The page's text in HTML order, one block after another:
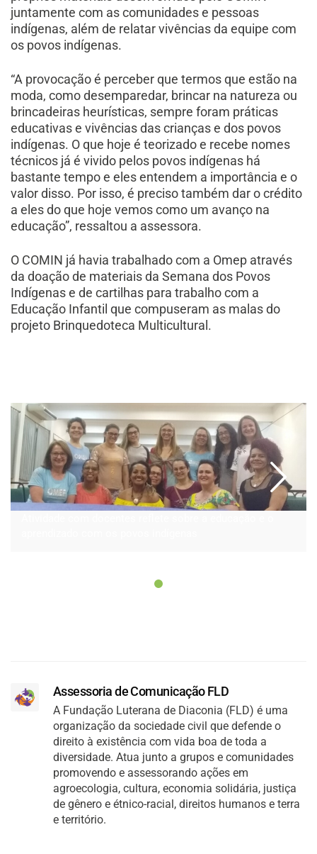
juntamente com as comunidades e pessoas
indígenas, além de relatar vivências da equipe com
os povos indígenas.
“A provocação é perceber que termos que estão na
moda, como desemparedar, brincar na natureza ou
brincadeiras heurísticas, sempre foram práticas
educativas e vivências das crianças e dos povos
indígenas. O que hoje é teorizado e recebe nomes
técnicos já é vivido pelos povos indígenas há
bastante tempo e eles entendem a importância e o
valor disso. Por isso, é preciso também dar o crédito
a eles do que hoje vemos como um avanço na
educação”, ressaltou a assessora.
O COMIN já havia trabalhado com a Omep através
da doação de materiais da Semana dos Povos
Indígenas e de cartilhas para trabalho com a
Educação Infantil que compuseram as malas do
projeto Brinquedoteca Multicultural.
Assessoria de Comunicação FLD
A Fundação Luterana de Diaconia (FLD) é uma
organização da sociedade civil que defende o
direito à existência com vida boa de toda a
diversidade. Atua junto a grupos e comunidades
promovendo e assessorando ações em
agroecologia, cultura, economia solidária, justiça
de gênero e étnico-racial, direitos humanos e terra
e território.